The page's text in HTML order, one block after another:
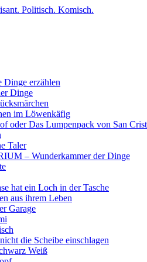
Politisch. Komisch.
Dinge erzählen
Dinge
im Löwenkäfig
oder Das Lumpenpack von San
Taler
– Wunderkammer der Dinge
hat ein Loch in der Tasche
aus ihrem Leben
Garage
die Scheibe einschlagen
Weiß